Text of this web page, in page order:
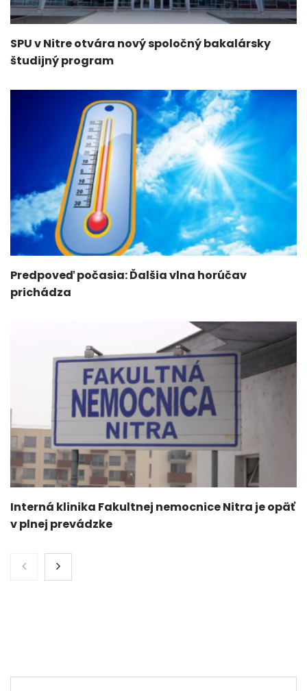
SPU v Nitre otvára nový spoločný bakalársky
študijný program
Predpoveď počasia: Ďalšia vlna horúčav
prichádza
Interná klinika Fakultnej nemocnice Nitra je opäť
v plnej prevádzke